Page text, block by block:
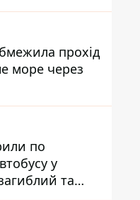
посилення
прохід
море через
по
у
та